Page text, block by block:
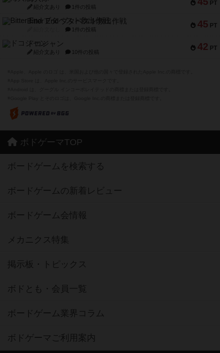
PT
紹介文あり 1件の投稿
45 PT
Bitter End ブタペスト救出作戦
1件の投稿
42 PT
ドコジャン
紹介文あり 10件の投稿
ボドゲーマTOP
ボードゲームを検索する
ボードゲームの新着レビュー
ボードゲーム会情報
メカニクス特集
掲示板・トピックス
ボドとも・会員一覧
ボードゲーム業界コラム
ボドゲーマご利用案内